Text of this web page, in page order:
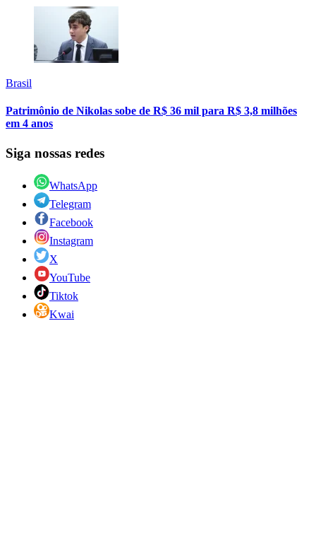
Brasil
Patrimônio de Nikolas sobe de R$ 36 mil para R$ 3,8 milhões
em 4 anos
Siga nossas redes
WhatsApp
Telegram
Facebook
Instagram
X
YouTube
Tiktok
Kwai